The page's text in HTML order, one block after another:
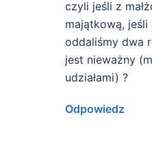
czyli jeśli z
majątkową, jeśli
oddaliśmy dwa
jest nieważny
udziałami) ?
Odpowiedz